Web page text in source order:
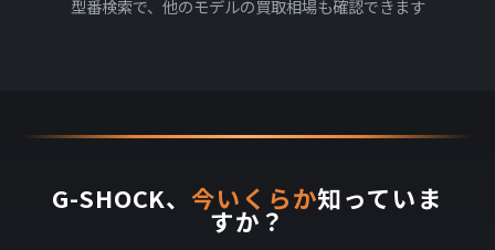
型番検索で、他のモデルの買取相場も確認できます
G-SHOCK、今いくらか知っていま
すか？